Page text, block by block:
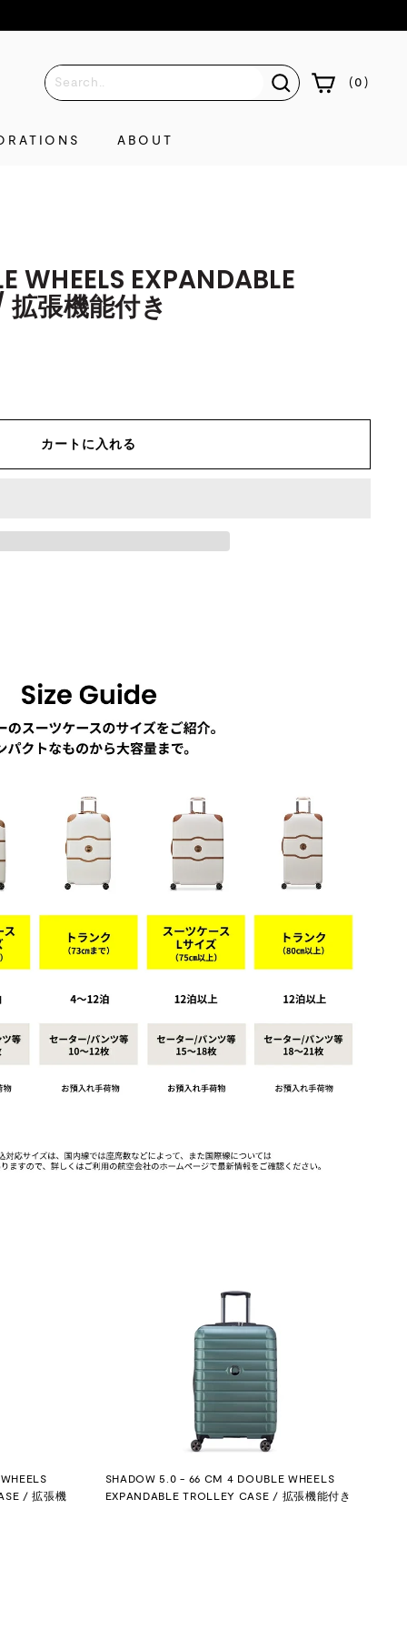
( 0 )
ABOUT
WHEELS EXPANDABLE
拡張機能付き
カートに入れる
/ 拡張機
SHADOW 5.0 - 66 CM 4 DOUBLE WHEELS
EXPANDABLE TROLLEY CASE / 拡張機能付き